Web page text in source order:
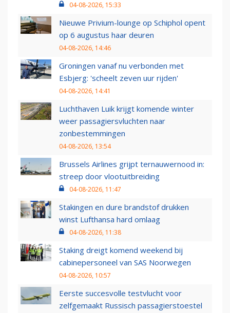
04-08-2026, 15:33
Nieuwe Privium-lounge op Schiphol opent
op 6 augustus haar deuren
04-08-2026, 14:46
Groningen vanaf nu verbonden met
Esbjerg: 'scheelt zeven uur rijden'
04-08-2026, 14:41
Luchthaven Luik krijgt komende winter
weer passagiersvluchten naar
zonbestemmingen
04-08-2026, 13:54
Brussels Airlines grijpt ternauwernood in:
streep door vlootuitbreiding
04-08-2026, 11:47
Stakingen en dure brandstof drukken
winst Lufthansa hard omlaag
04-08-2026, 11:38
Staking dreigt komend weekend bij
cabinepersoneel van SAS Noorwegen
04-08-2026, 10:57
Eerste succesvolle testvlucht voor
zelfgemaakt Russisch passagierstoestel